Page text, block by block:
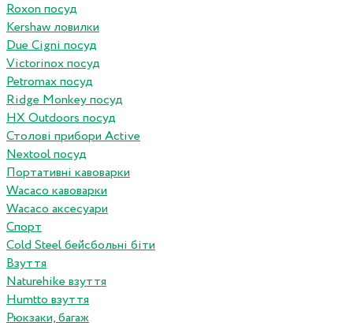
Roxon посуд
Kershaw ловилки
Due Cigni посуд
Victorinox посуд
Petromax посуд
Ridge Monkey посуд
HX Outdoors посуд
Столові прибори Active
Nextool посуд
Портативні кавоварки
Wacaco кавоварки
Wacaco аксесуари
Спорт
Cold Steel бейсбольні біти
Взуття
Naturehike взуття
Humtto взуття
Рюкзаки, багаж